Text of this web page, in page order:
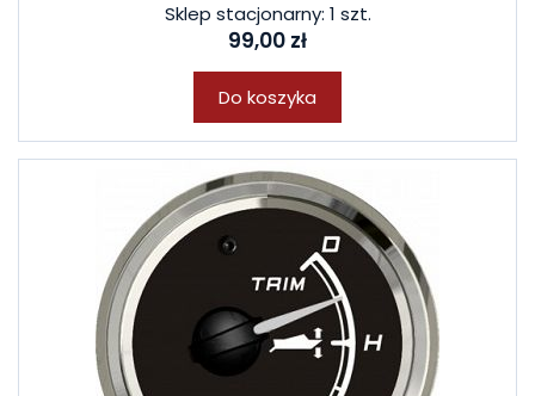
Sklep stacjonarny: 1 szt.
99,00 zł
Do koszyka